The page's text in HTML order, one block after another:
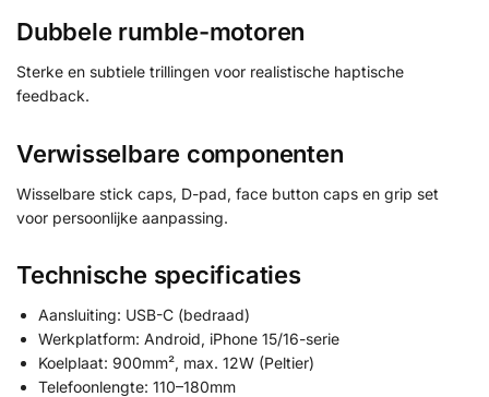
Dubbele rumble-motoren
Sterke en subtiele trillingen voor realistische haptische
feedback.
Verwisselbare componenten
Wisselbare stick caps, D-pad, face button caps en grip set
voor persoonlijke aanpassing.
Technische specificaties
Aansluiting: USB-C (bedraad)
Werkplatform: Android, iPhone 15/16-serie
Koelplaat: 900mm², max. 12W (Peltier)
Telefoonlengte: 110–180mm